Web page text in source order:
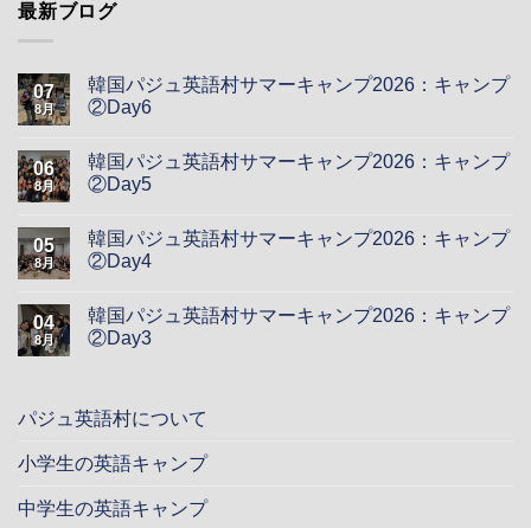
最新ブログ
07
8月
韓国パジュ英語村サマーキャンプ2026：キャンプ
②Day6
06
8月
韓国パジュ英語村サマーキャンプ2026：キャンプ
②Day5
05
8月
韓国パジュ英語村サマーキャンプ2026：キャンプ
②Day4
04
8月
韓国パジュ英語村サマーキャンプ2026：キャンプ
②Day3
パジュ英語村について
小学生の英語キャンプ
中学生の英語キャンプ